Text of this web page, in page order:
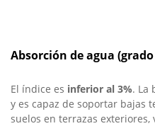
Absorción de agua
El índice es inferior al 3%. La
y es capaz de soportar bajas
suelos en terrazas